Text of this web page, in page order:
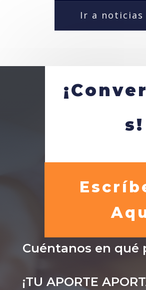
Ir a noticias
s!
Cuéntanos en qué
¡TU APORTE